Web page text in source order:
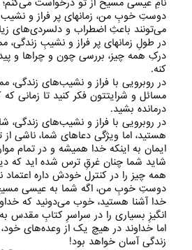
دوستِ خوبِ من، زمانهای پر فراز و نشیب
می‌‌تونند باعثِ اضطراب و دلسردی‌های
در طولِ زمانهای پر فراز و نشیبِ زندگی،
درکِ همه چیز، بررسی چون و چرا‌ها و
کنه.
در روبرویی با فراز و نشیب‌های زندگی،
مسائل و شرایتتون فکر کنید تا زمانی
درمانده بشید.
در روبرویی با فراز و نشیب‌های زندگی،
هستید، اما ویژگی دعا‌های شما، ناشی
ایمان به اینکه خدا همیشه و در تمام
شاید شما چنان غرقِ ترس شده اید که
همه چیز را در کنترل خودش داره اعتماد
دوستِ خوبِ من، اگه شما به عیسی مسیح
خدا آشنا هستید، خوب می‌‌دونید که
انگیزِ بسیاری را در سراسرِ کتابِ مقدس
اما خداوند در هیچ یک از وعده‌های
زندگی آسان خواهد بود!